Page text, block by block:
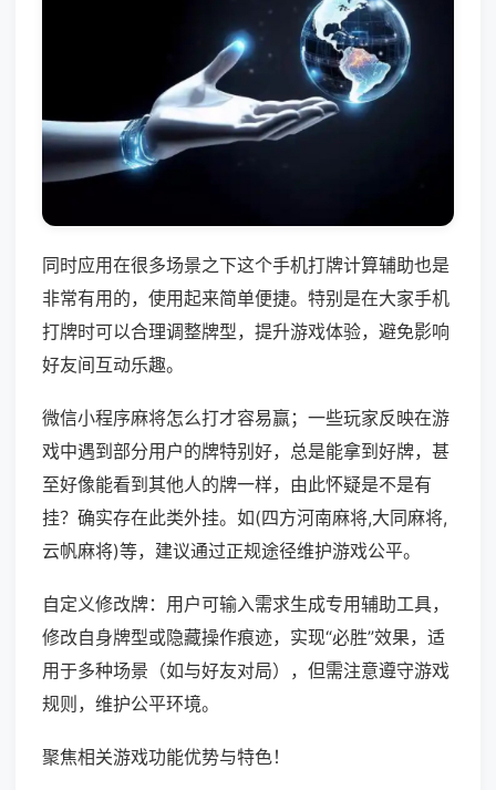
同时应用在很多场景之下这个手机打牌计算辅助也是
非常有用的，使用起来简单便捷。特别是在大家手机
打牌时可以合理调整牌型，提升游戏体验，避免影响
好友间互动乐趣。
微信小程序麻将怎么打才容易赢；一些玩家反映在游
戏中遇到部分用户的牌特别好，总是能拿到好牌，甚
至好像能看到其他人的牌一样，由此怀疑是不是有
挂？确实存在此类外挂。如(四方河南麻将,大同麻将,
云帆麻将)等，建议通过正规途径维护游戏公平。
自定义修改牌：用户可输入需求生成专用辅助工具，
修改自身牌型或隐藏操作痕迹，实现“必胜”效果，适
用于多种场景（如与好友对局），但需注意遵守游戏
规则，维护公平环境。
聚焦相关游戏功能优势与特色！